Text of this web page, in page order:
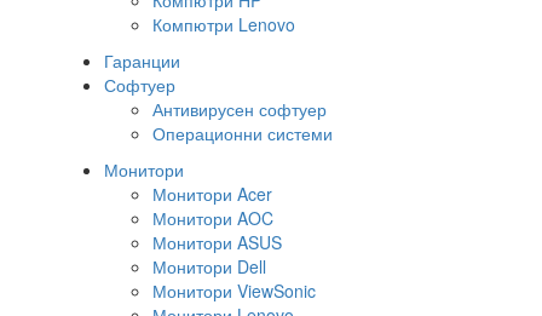
Компютри Lenovo
Гаранции
Софтуер
Антивирусен софтуер
Операционни системи
Монитори
Монитори Acer
Монитори AOC
Монитори ASUS
Монитори Dell
Монитори ViewSonic